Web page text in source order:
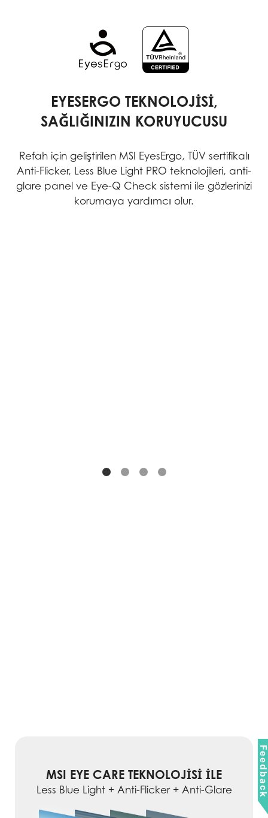
EYESERGO TEKNOLOJİSİ,
SAĞLIĞINIZIN KORUYUCUSU
Refah için geliştirilen MSI EyesErgo, TÜV sertifikalı
Anti-Flicker, Less Blue Light PRO teknolojileri, anti-
glare panel ve Eye-Q Check sistemi ile gözlerinizi
korumaya yardımcı olur.
MSI EYE CARE TEKNOLOJİSİ İLE
Less Blue Light + Anti-Flicker + Anti-Glare